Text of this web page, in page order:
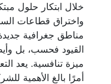
خلال ابتكار حلول
واختراق قطاعات
مناطق جغرافية
القيود فحسب، بل
ميزة تنافسية. يعد
أمرًا بالغ الأهمية